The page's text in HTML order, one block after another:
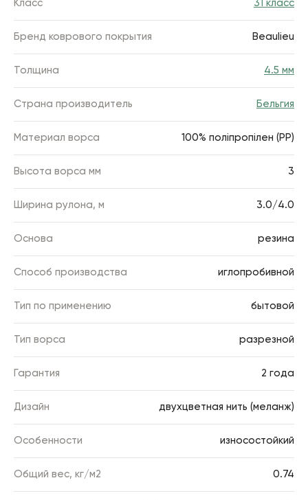
Класс 31 класс
Бренд коврового покрытия Beaulieu
Толщина 4.5 мм
Страна производитель Бельгия
Материал ворса 100% поліпропілен (РР)
Высота ворса мм 3
Ширина рулона, м 3.0/4.0
Основа резина
Способ производства иглопробивной
Тип по применению бытовой
Тип ворса разрезной
Гарантия 2 года
Дизайн двухцветная нить (меланж)
Особенности износостойкий
Общий вес, кг/м2 0.74